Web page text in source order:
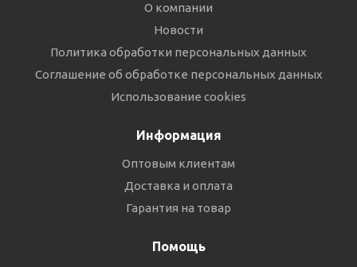
О компании
Новости
Политика обработки персональных данных
Соглашение об обработке персональных данных
Использование cookies
Информация
Оптовым клиентам
Доставка и оплата
Гарантия на товар
Помощь